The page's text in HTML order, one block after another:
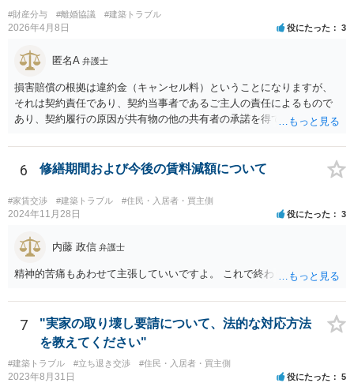
ついて、何か工夫できる点があればご教示いただけますでしょうか。
弁護士によって考え方が異なるかもしれませんが、資料の一部を相手
にとって不利な事実が隠されているという推認を働かせることに繋が
るリスクがあります（もちろん、争点と全く無関係な部分をマスキン
グ等することはありますが、それは手続戦略とは別の問題です）。 裁
判所は公平な第三者であり、調停委員会に与える心証も考慮する必要
があります。手続を有利に進めたいのであれば、証拠の出し方より
回提出を予定している資料がどのようなものであるのか、争点とどの
て具体的なに採るべき手段は変わってくるため、上記はあくまで個別
事情を踏まえない一般論としてご理解いただき、本件でどのように対
ます。
#財産分与 #離婚協議 #建築トラブル
2026年4月8日 役にたった 3
匿名A 弁護士
損害賠償の根拠は違約金（キャンセル料）ということになりますが、
それは契約責任であり、契約当事者であるご主人の責任によるもので
あり、契約履行の原因が共有物の他の共有者の承諾を得ていなかった
るべきものであり、奥さんが負担すべき債務ではありません。つまり
奥さんにメンテナンス工事契約を承諾しなければならない義務はあり
ません。 それでも請求をされましたら、個別の法律相談をされること
をお薦めします。
6 修繕期間および今後の賃料減額について
#家賃交渉 #建築トラブル #住民・入居者・買主側
2024年11月28日 役にたった 3
内藤 政信 弁護士
精神的苦痛もあわせて主張していいですよ。 これで終わります。
7
"実家の取り壊し要請について、法的な対応方法
を教えてください"
#建築トラブル #立ち退き交渉 #住民・入居者・買主側
2023年8月31日 役にたった 5